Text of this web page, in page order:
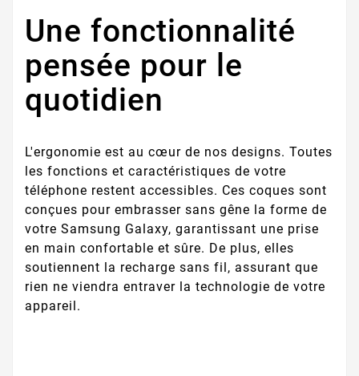
Une fonctionnalité
pensée pour le
quotidien
L'ergonomie est au cœur de nos designs. Toutes
les fonctions et caractéristiques de votre
téléphone restent accessibles. Ces coques sont
conçues pour embrasser sans gêne la forme de
votre Samsung Galaxy, garantissant une prise
en main confortable et sûre. De plus, elles
soutiennent la recharge sans fil, assurant que
rien ne viendra entraver la technologie de votre
appareil.